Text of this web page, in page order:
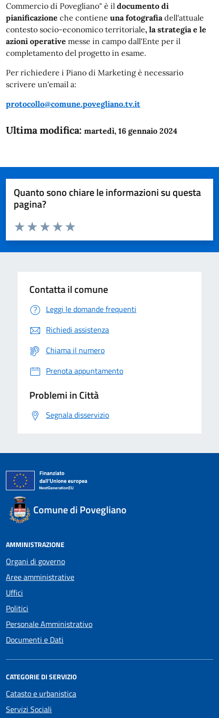
Commercio di Povegliano" è il documento di
pianificazione che contiene una fotografia dell'attuale
contesto socio-economico territoriale, la strategia e le
azioni operative messe in campo dall'Ente per il
completamento del progetto in esame.
Per richiedere i Piano di Marketing è necessario
scrivere un'email a:
protocollo@comune.povegliano.tv.it
Ultima modifica: martedì, 16 gennaio 2024
Quanto sono chiare le informazioni su questa
pagina?
Domanda
Valuta da 1 a 5 stelle la pagina
Valuta 5 stelle su 5
Valuta 4 stelle su 5
Valuta 3 stelle su 5
Valuta 2 stelle su 5
Valuta 1 stelle su 5
Contatta il comune
Leggi le domande frequenti
Richiedi assistenza
Chiama il numero
Prenota appuntamento
Problemi in Città
Segnala disservizio
Comune di Povegliano
AMMINISTRAZIONE
Organi di governo
Aree amministrative
Uffici
Politici
Personale Amministrativo
Documenti e Dati
CATEGORIE DI SERVIZIO
Catasto e urbanistica
Servizi Sociali